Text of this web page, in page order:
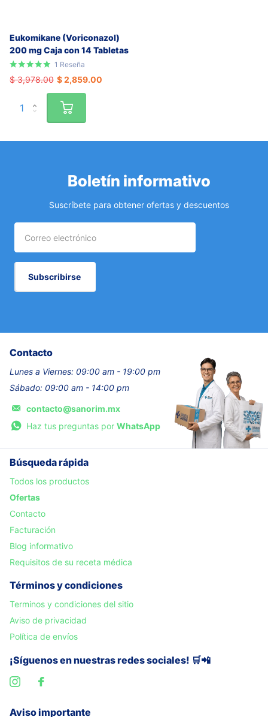
Eukomikane (Voriconazol)
200 mg Caja con 14 Tabletas
1 Reseña
$ 3,978.00 $ 2,859.00
Boletín informativo
Suscríbete para obtener ofertas y descuentos
Subscribirse
Contacto
Lunes a Viernes: 09:00 am - 19:00 pm
Sábado: 09:00 am - 14:00 pm
contacto@sanorim.mx
Haz tus preguntas por WhatsApp
Búsqueda rápida
Todos los productos
Ofertas
Contacto
Facturación
Blog informativo
Requisitos de su receta médica
Términos y condiciones
Terminos y condiciones del sitio
Aviso de privacidad
Política de envíos
¡Síguenos en nuestras redes sociales! 🛒📲
Aviso importante